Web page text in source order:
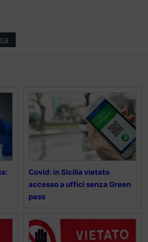
Covid: in Sicilia vietato
accesso a uffici senza Green
pass